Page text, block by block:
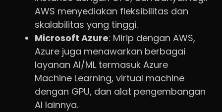
AWS menyediakan fleksibilitas dan
skalabilitas yang tinggi.
Microsoft Azure: Mirip dengan AWS,
Azure juga menawarkan berbagai
layanan AI/ML termasuk Azure
Machine Learning, virtual machine
dengan GPU, dan alat pengembangan
AI lainnya.